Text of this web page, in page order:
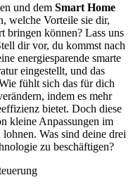
und dem Smart Home
welche Vorteile sie dir,
bringen können? Lass uns
dir vor, du kommst nach
energiesparende smarte
eingestellt, und das
fühlt sich das für dich
indem es mehr
bietet. Doch diese
kleine Anpassungen im
lohnen. Was sind deine drei
zu beschäftigen?